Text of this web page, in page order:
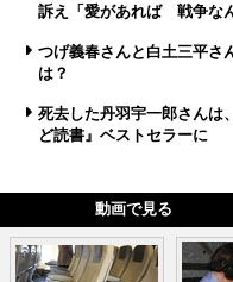
訴え「愛があれば 戦争な
つげ義春さんと白土三平
は？
死去した丹羽宇一郎さん
ど読書』ベストセラーに
動画で見る